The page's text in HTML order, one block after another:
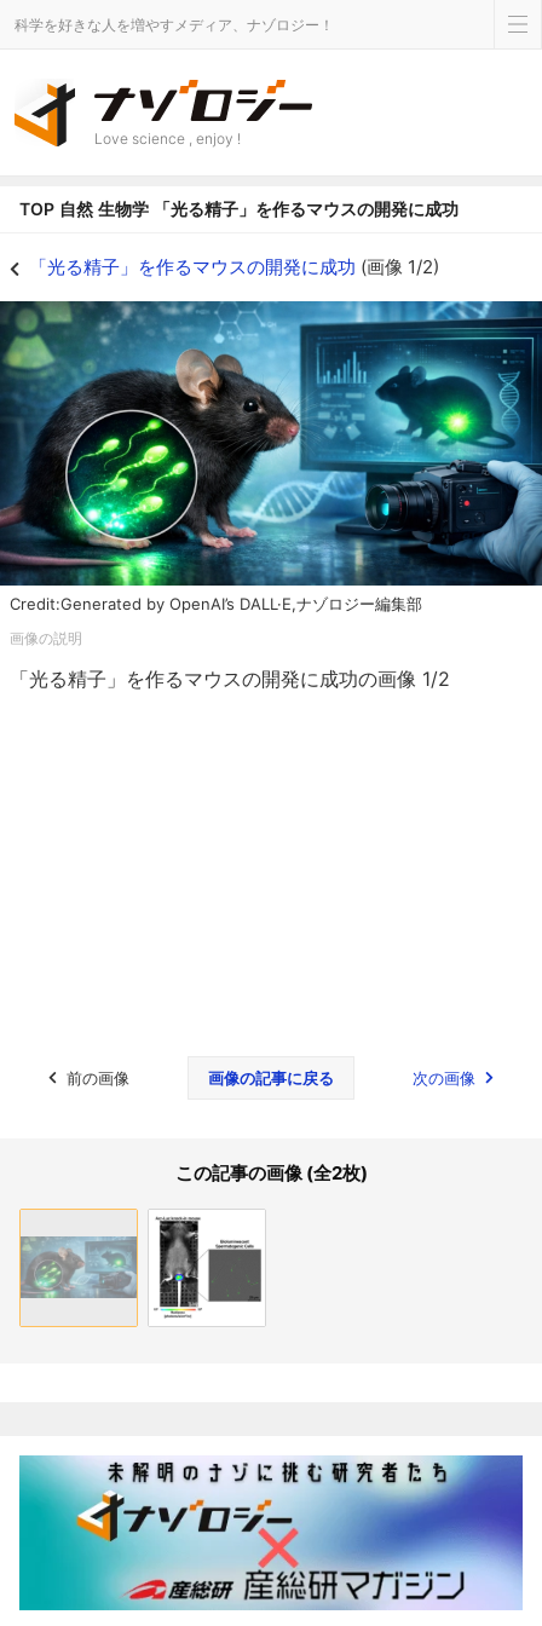
科学を好きな人を増やすメディア、ナゾロジー！
Love science , enjoy !
TOP 自然 生物学 「光る精子」を作るマウスの開発に成功
「光る精子」を作るマウスの開発に成功 (画像 1/2)
Credit:Generated by OpenAI’s DALL·E,ナゾロジー編集部
「光る精子」を作るマウスの開発に成功の画像 1/2
前の画像 画像の記事に戻る 次の画像
この記事の画像 (全2枚)